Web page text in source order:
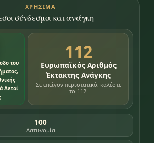
ΧΡΉΣΙΜΑ
σύνδεσμοι και ανάγκη
του
Αετοί
112
Ευρωπαϊκός Αριθμός
Έκτακτης Ανάγκης
Σε επείγον περιστατικό, καλέστε
το 112.
100
Αστυνομία